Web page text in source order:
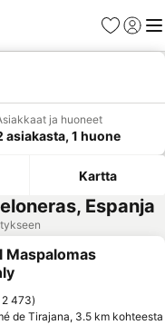
Suosikit
ja huoneet
asiakasta, 1 huone
Kartta
Espanja
Maspalomas
2 473
de Tirajana, 3.5 km kohteesta